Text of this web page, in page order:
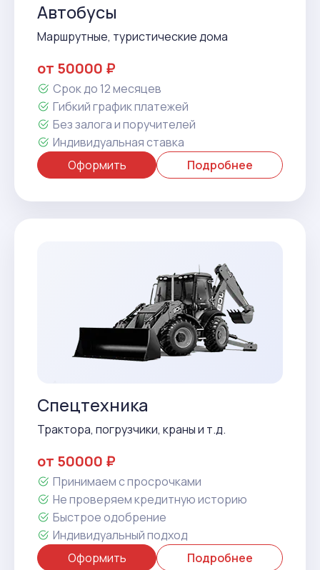
Автобусы
Маршрутные, туристические дома
от 50000 ₽
Срок до 12 месяцев
Гибкий график платежей
Без залога и поручителей
Индивидуальная ставка
Оформить
Подробнее
Спецтехника
Трактора, погрузчики, краны и т.д.
от 50000 ₽
Принимаем с просрочками
Не проверяем кредитную историю
Быстрое одобрение
Индивидуальный подход
Оформить
Подробнее